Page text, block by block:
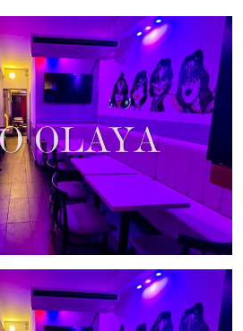
calle
el mobiliario y maquinaria
a trabajar de inmediato
fija
zonas más turísticas de
calle principal
y un Alquiler mensual de 1.900€ +
de adquirir este exitoso Bar
inmejorable! ¡Contáctanos
este maravilloso local antes de